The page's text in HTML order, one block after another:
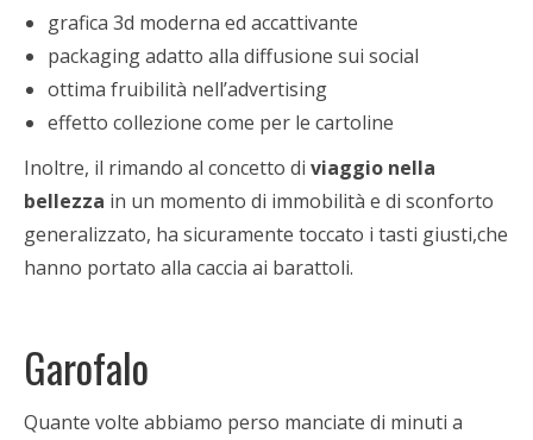
grafica 3d moderna ed accattivante
packaging adatto alla diffusione sui social
ottima fruibilità nell’advertising
effetto collezione come per le cartoline
Inoltre, il rimando al concetto di viaggio nella
bellezza in un momento di immobilità e di sconforto
generalizzato, ha sicuramente toccato i tasti giusti,che
hanno portato alla caccia ai barattoli.
Garofalo
Quante volte abbiamo perso manciate di minuti a